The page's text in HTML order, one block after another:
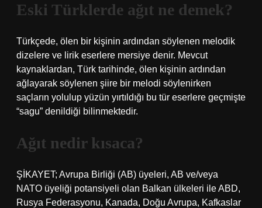
Eski Türklerde ağıt ne demek?
Türkçede, ölen bir kişinin ardından söylenen melodik
dizelere ve lirik eserlere mersiye denir. Mevcut
kaynaklardan, Türk tarihinde, ölen kişinin ardından
ağlayarak söylenen şiire bir melodi söylenirken
saçların yolulup yüzün yırtıldığı bu tür eserlere geçmişte
“sagu” denildiği bilinmektedir.
Ağıt nedir kısaca?
ŞİKAYET; Avrupa Birliği (AB) üyeleri, AB ve/veya
NATO üyeliği potansiyeli olan Balkan ülkeleri ile ABD,
Rusya Federasyonu, Kanada, Doğu Avrupa, Kafkaslar